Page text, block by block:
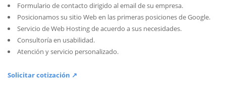
Formulario de contacto dirigido al email de su empresa.
Posicionamos su sitio Web en las primeras posiciones de Google.
Servicio de Web Hosting de acuerdo a sus necesidades.
Consultoría en usabilidad.
Atención y servicio personalizado.
Solicitar cotización ↗